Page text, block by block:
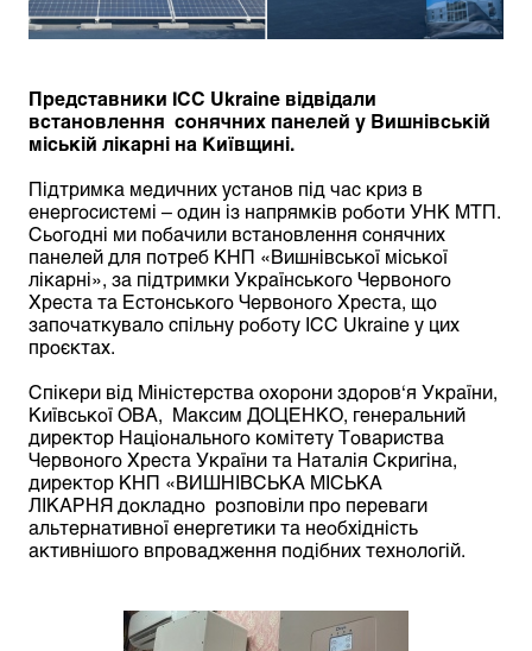
Представники ІСС Ukraine відвідали
встановлення сонячних панелей у Вишнівській
міській лікарні на Київщині.
Підтримка медичних установ під час криз в
енергосистемі – один із напрямків роботи УНК МТП.
Сьогодні ми побачили встановлення сонячних
панелей для потреб КНП «Вишнівської міської
лікарні», за підтримки Українського Червоного
Хреста та Естонського Червоного Хреста, що
започаткувало спільну роботу ІСС Ukraine у цих
проєктах.
Спікери від Міністерства охорони здоров‘я України,
Київської ОВА, Максим ДОЦЕНКО, генеральний
директор Національного комітету Товариства
Червоного Хреста України та Наталія Скригіна,
директор КНП «ВИШНІВСЬКА МІСЬКА
ЛІКАРНЯ докладно розповіли про переваги
альтернативної енергетики та необхідність
активнішого впровадження подібних технологій.